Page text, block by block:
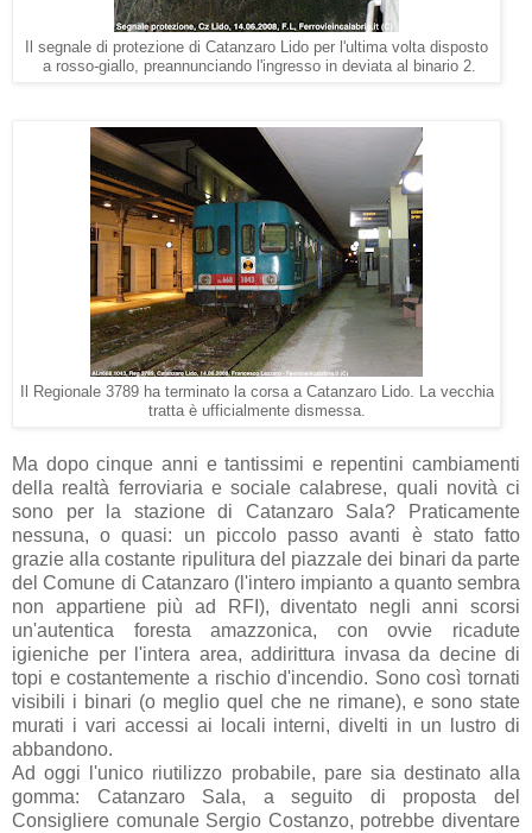
Il segnale di protezione di Catanzaro Lido per l'ultima volta disposto
a rosso-giallo, preannunciando l'ingresso in deviata al binario 2.
Il Regionale 3789 ha terminato la corsa a Catanzaro Lido. La vecchia
tratta è ufficialmente dismessa.
Ma dopo cinque anni e tantissimi e repentini cambiamenti
della realtà ferroviaria e sociale calabrese, quali novità ci
sono per la stazione di Catanzaro Sala? Praticamente
nessuna, o quasi: un piccolo passo avanti è stato fatto
grazie alla costante ripulitura del piazzale dei binari da parte
del Comune di Catanzaro (l'intero impianto a quanto sembra
non appartiene più ad RFI), diventato negli anni scorsi
un'autentica foresta amazzonica, con ovvie ricadute
igieniche per l'intera area, addirittura invasa da decine di
topi e costantemente a rischio d'incendio. Sono così tornati
visibili i binari (o meglio quel che ne rimane), e sono state
murati i vari accessi ai locali interni, divelti in un lustro di
abbandono.
Ad oggi l'unico riutilizzo probabile, pare sia destinato alla
gomma: Catanzaro Sala, a seguito di proposta del
Consigliere comunale Sergio Costanzo, potrebbe diventare